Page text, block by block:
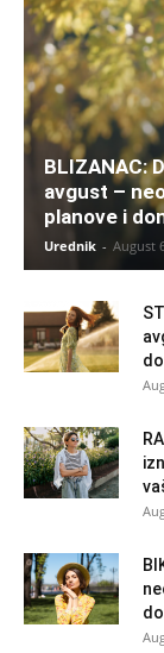
BLIZANAC:
avgust –
planove i
Urednik - August